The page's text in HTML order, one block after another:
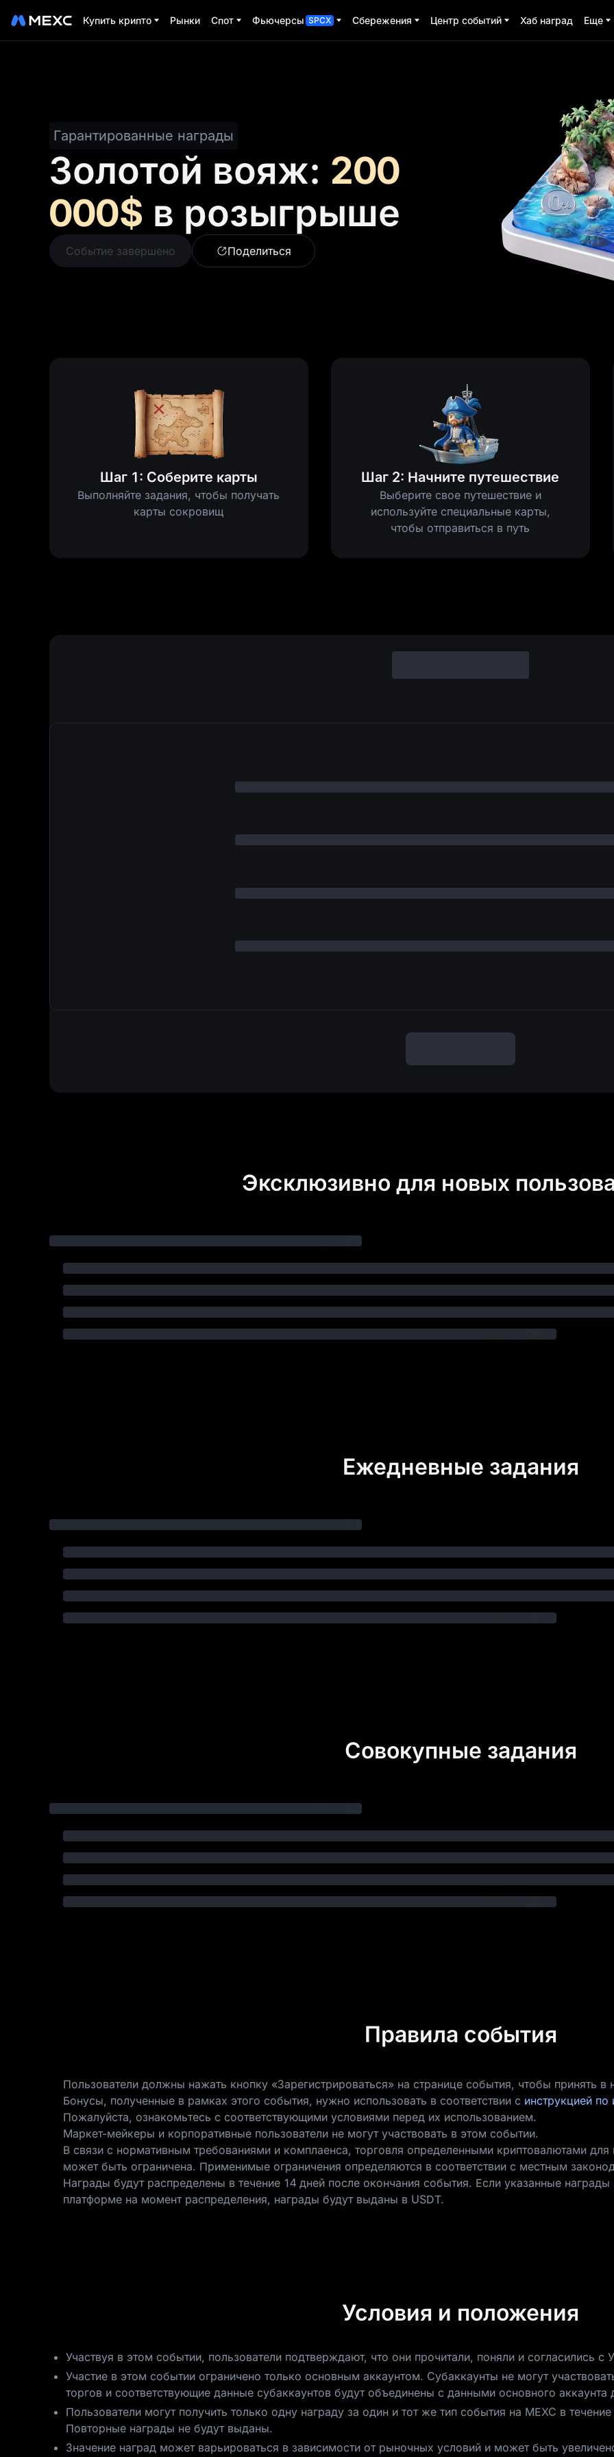
Купить крипто Рынки Спот Фьючерсы SPCX Сбережения Центр событий Хаб наград Еще
Гарантированные награды
Золотой вояж: 200
000$ в розыгрыше
Событие завершено Поделиться
Шаг 1: Соберите карты
Выполняйте задания, чтобы получать
карты сокровищ
Шаг 2: Начните путешествие
Выберите свое путешествие и
используйте специальные карты,
чтобы отправиться в путь
Эксклюзивно для новых
Ежедневные задания
Совокупные задания
Правила события
Пользователи должны нажать кнопку «Зарегистрироваться» на странице события, чтобы принять в
Бонусы, полученные в рамках этого события, нужно использовать в соответствии с инструкцией
Пожалуйста, ознакомьтесь с соответствующими условиями перед их использованием.
Маркет-мейкеры и корпоративные пользователи не могут участвовать в этом событии.
В связи с нормативным требованиями и комплаенса, торговля определенными криптовалютами
может быть ограничена. Применимые ограничения определяются в соответствии с местным
Награды будут распределены в течение 14 дней после окончания события. Если указанные
платформе на момент распределения, награды будут выданы в USDT.
Условия и положения
Участвуя в этом событии, пользователи подтверждают, что они прочитали, поняли и согласились
Участие в этом событии ограничено только основным аккаунтом. Субаккаунты не могут
торгов и соответствующие данные субаккаунтов будут объединены с данными основного аккаунта
Пользователи могут получить только одну награду за один и тот же тип события на MEXC в
Повторные награды не будут выданы.
Значение наград может варьироваться в зависимости от рыночных условий и может быть